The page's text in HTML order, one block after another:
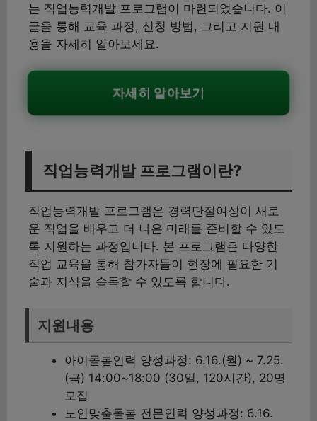
는 직업능력개발 프로그램이 마련되었습니다. 이
글을 통해 교육 과정, 신청 방법, 그리고 지원 내
용을 자세히 알아보세요.
자세히 알아보기
직업능력개발 프로그램이란?
직업능력개발 프로그램은 경력단절여성이 새로
운 직업을 배우고 더 나은 미래를 준비할 수 있도
록 지원하는 과정입니다. 본 프로그램은 다양한
직업 교육을 통해 참가자들이 현장에 필요한 기
술과 지식을 습득할 수 있도록 합니다.
지원내용
아이돌봄인력 양성과정: 6.16.(월) ~ 7.25.
(금) 14:00~18:00 (30일, 120시간), 20명
모집
노인맞춤돌봄 전문인력 양성과정: 6.16.